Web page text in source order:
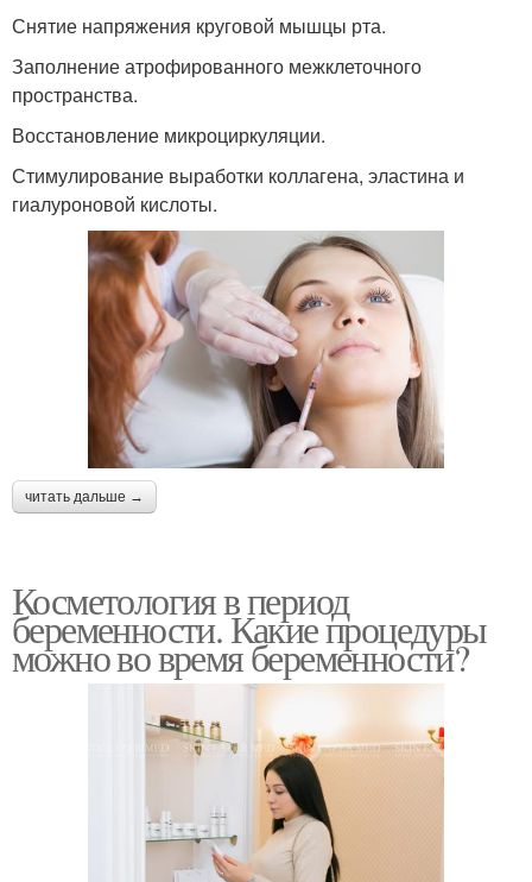
Снятие напряжения круговой мышцы рта.
Заполнение атрофированного межклеточного
пространства.
Восстановление микроциркуляции.
Стимулирование выработки коллагена, эластина и
гиалуроновой кислоты.
читать дальше →
Косметология в период
беременности. Какие процедуры
можно во время беременности?